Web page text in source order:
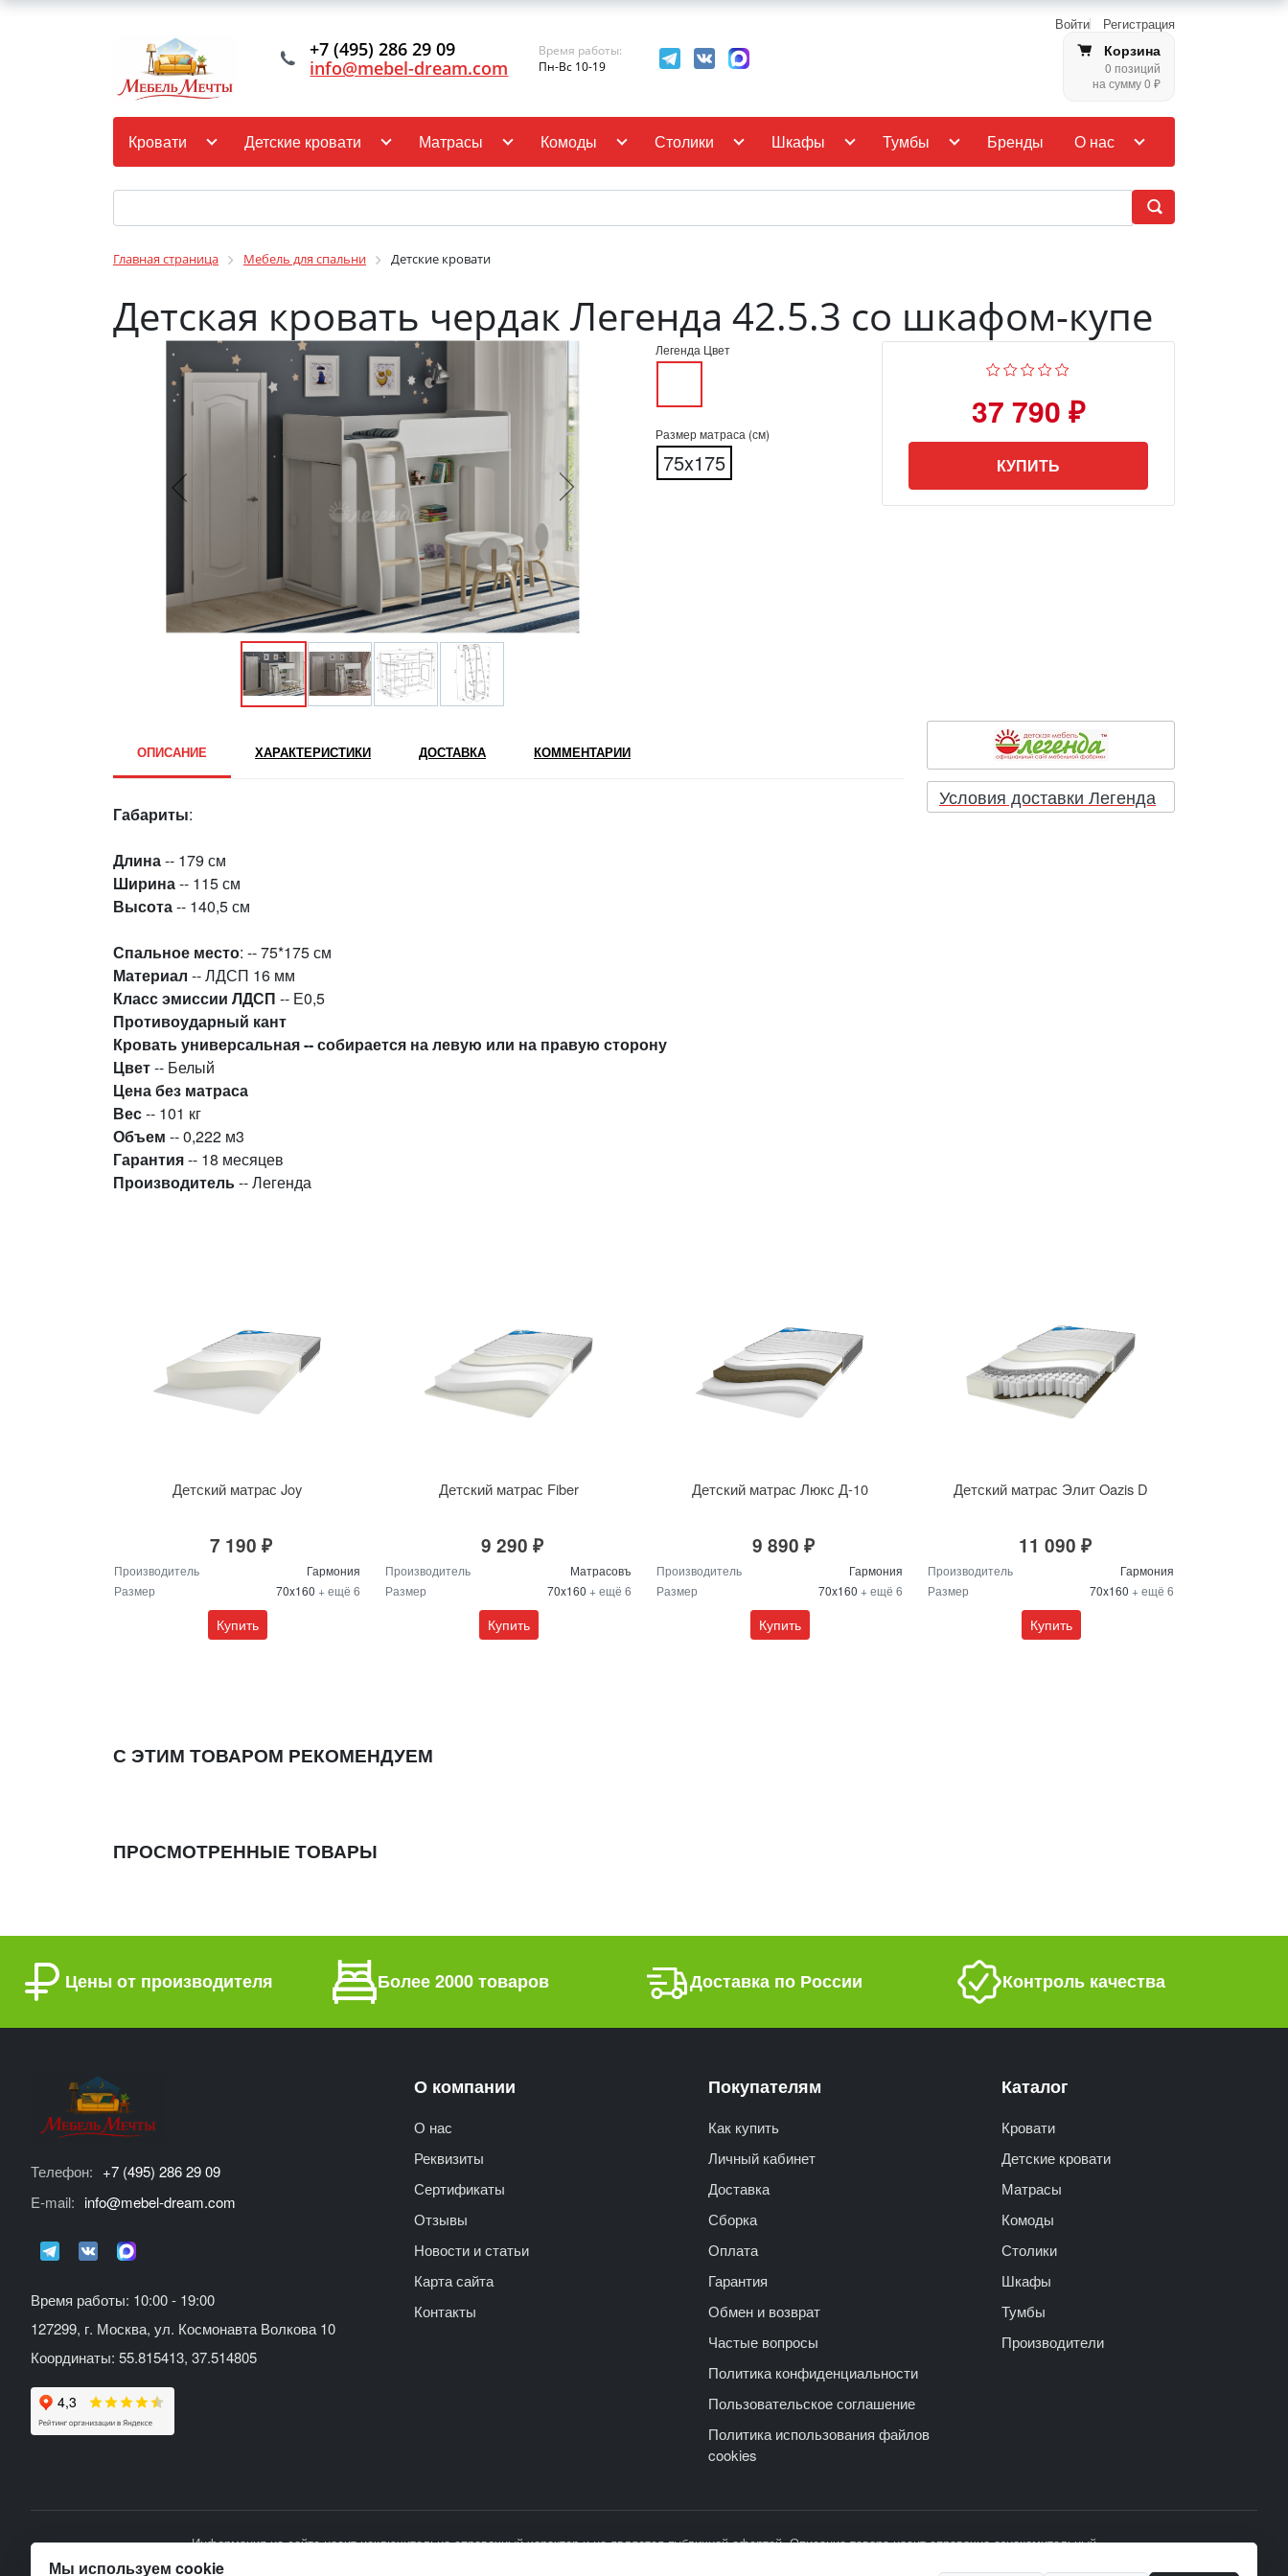
+7 (495) 286 29 09
info@mebel-dream.com
Время работы:
Пн-Вс 10-19
Войти Регистрация
Корзина
0 позиций
на сумму 0 ₽
Кровати Детские кровати Матрасы Комоды Столики Шкафы Тумбы Бренды О нас
Главная страница Мебель для спальни Детские кровати
Детская кровать чердак Легенда 42.5.3 со шкафом-купе
Легенда Цвет
Размер матраса (см)
75x175
37 790 ₽
КУПИТЬ
ОПИСАНИЕ ХАРАКТЕРИСТИКИ ДОСТАВКА КОММЕНТАРИИ
Габариты:
Длина-- 179 см
Ширина-- 115 см
Высота-- 140,5 см
Спальное место: -- 75*175 см
Материал -- ЛДСП 16 мм
Класс эмиссии ЛДСП -- Е0,5
Противоударный кант
Кровать универсальная -- собирается на левую или на правую сторону
Цвет-- Белый
Цена без матраса
Вес-- 101 кг
Объем -- 0,222 м3
Гарантия-- 18 месяцев
Производитель-- Легенда
Условия доставки Легенда
Детский матрас Joy
7 190 ₽
Производитель
Гармония
Размер
70x160 + ещё 6
Купить
Детский матрас Fiber
9 290 ₽
Производитель
Матрасовъ
Размер
70x160 + ещё 6
Купить
Детский матрас Люкс Д-10
9 890 ₽
Производитель
Гармония
Размер
70x160 + ещё 6
Купить
Детский матрас Элит Oazis D
11 090 ₽
Производитель
Гармония
Размер
70x160 + ещё 6
Купить
С ЭТИМ ТОВАРОМ РЕКОМЕНДУЕМ
ПРОСМОТРЕННЫЕ ТОВАРЫ
Цены от производителя Более 2000 товаров Доставка по России Контроль качества
Телефон: +7 (495) 286 29 09
E-mail: info@mebel-dream.com
Время работы: 10:00 - 19:00
127299, г. Москва, ул. Космонавта Волкова 10
Координаты: 55.815413, 37.514805
О компании
О нас
Реквизиты
Сертификаты
Отзывы
Новости и статьи
Карта сайта
Контакты
Покупателям
Как купить
Личный кабинет
Доставка
Сборка
Оплата
Гарантия
Обмен и возврат
Частые вопросы
Политика конфиденциальности
Пользовательское соглашение
Политика использования файлов
cookies
Каталог
Кровати
Детские кровати
Матрасы
Комоды
Столики
Шкафы
Тумбы
Производители
Информация на сайте носит исключительно справочный характер и не является публичной офертой. Описание товара носит справочно-ознакомительный
Мы используем cookie